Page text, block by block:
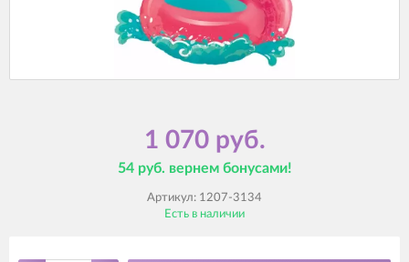
1 070 руб.
54 руб. вернем бонусами!
Артикул: 1207-3134
Есть в наличии